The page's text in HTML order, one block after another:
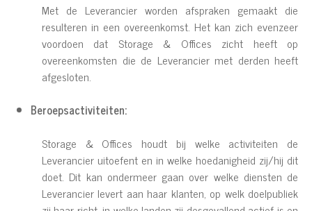
Met de Leverancier worden afspraken gemaakt die
resulteren in een overeenkomst. Het kan zich evenzeer
voordoen dat Storage & Offices zicht heeft op
overeenkomsten die de Leverancier met derden heeft
afgesloten.
Beroepsactiviteiten:
Storage & Offices houdt bij welke activiteiten de
Leverancier uitoefent en in welke hoedanigheid zij/hij dit
doet. Dit kan ondermeer gaan over welke diensten de
Leverancier levert aan haar klanten, op welk doelpubliek